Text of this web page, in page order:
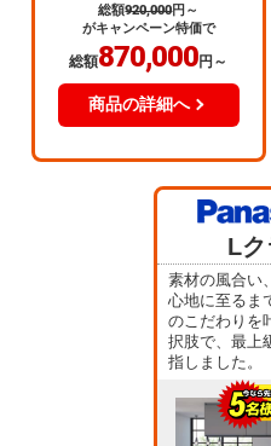
総額920,000円～
がキャンペーン特価で
総額870,000円～
商品の詳細へ
Lク
素材の風合い
心地に至るま
のこだわりを
択肢で、最上
指しました。